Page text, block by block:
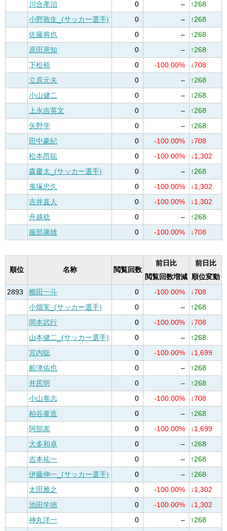
川合孝治
0 –
↑268
小野敦生_(サッカー選手)
0 –
↑268
佐藤将也
0 –
↑268
原田憲知
0 –
↑268
下松裕
0 -100.00%
↓708
立原元夫
0 –
↑268
小山健二
0 –
↑268
上永吉英文
0 –
↑268
矢野学
0 –
↑268
田中豪紀
0 -100.00%
↓708
松本昂聡
0 -100.00%
↓1,302
森慶太_(サッカー選手)
0 –
↑268
鬼塚忠久
0 -100.00%
↓1,302
吉井直人
0 -100.00%
↓1,302
舟越稔
0 –
↑268
服部康雄
0 -100.00% ↓708
順位 名称 閲覧回数
前日比
閲覧回数増減
前日比
順位変動
2893
櫛田一斗 0 -100.00%
↓708
小畑実_(サッカー選手)
0 –
↑268
岡本武行
0 -100.00%
↓708
山本健二_(サッカー選手)
0 –
↑268
宮内聡
0 -100.00%
↓1,699
船津佑也
0 –
↑268
井尻明
0 –
↑268
小山泰志
0 -100.00%
↓708
粕谷泰造
0 –
↑268
阿部嵩
0 -100.00%
↓1,699
大多和卓
0 –
↑268
吉本祐一
0 –
↑268
伊藤伸一_(サッカー選手)
0 –
↑268
太田雅之
0 -100.00%
↓1,302
池田学徳
0 -100.00%
↓1,302
神丸洋一
0 –
↑268